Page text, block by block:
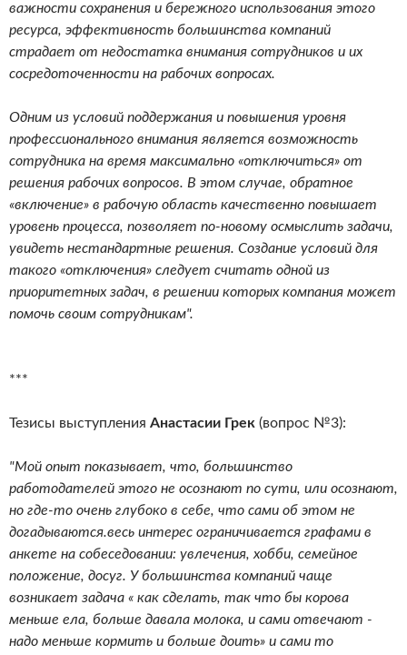
важности сохранения и бережного использования этого
ресурса, эффективность большинства компаний
страдает от недостатка внимания сотрудников и их
сосредоточенности на рабочих вопросах.
Одним из условий поддержания и повышения уровня
профессионального внимания является возможность
сотрудника на время максимально «отключиться» от
решения рабочих вопросов. В этом случае, обратное
«включение» в рабочую область качественно повышает
уровень процесса, позволяет по-новому осмыслить задачи,
увидеть нестандартные решения. Создание условий для
такого «отключения» следует считать одной из
приоритетных задач, в решении которых компания может
помочь своим сотрудникам".
***
Тезисы выступления Анастасии Грек (вопрос №3):
"Мой опыт показывает, что, большинство
работодателей этого не осознают по сути, или осознают,
но где-то очень глубоко в себе, что сами об этом не
догадываются.весь интерес ограничивается графами в
анкете на собеседовании: увлечения, хобби, семейное
положение, досуг. У большинства компаний чаще
возникает задача « как сделать, так что бы корова
меньше ела, больше давала молока, и сами отвечают -
надо меньше кормить и больше доить» и сами то